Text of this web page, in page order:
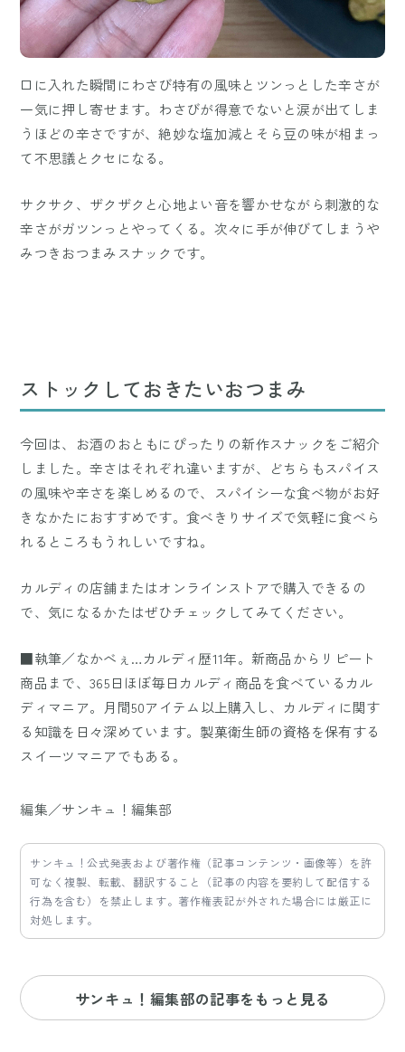
口に入れた瞬間にわさび特有の風味とツンっとした辛さが
一気に押し寄せます。わさびが得意でないと涙が出てしま
うほどの辛さですが、絶妙な塩加減とそら豆の味が相まっ
て不思議とクセになる。
サクサク、ザクザクと心地よい音を響かせながら刺激的な
辛さがガツンっとやってくる。次々に手が伸びてしまうや
みつきおつまみスナックです。
ストックしておきたいおつまみ
今回は、お酒のおともにぴったりの新作スナックをご紹介
しました。辛さはそれぞれ違いますが、どちらもスパイス
の風味や辛さを楽しめるので、スパイシーな食べ物がお好
きなかたにおすすめです。食べきりサイズで気軽に食べら
れるところもうれしいですね。
カルディの店舗またはオンラインストアで購入できるの
で、気になるかたはぜひチェックしてみてください。
■執筆／なかべぇ…カルディ歴11年。新商品からリピート
商品まで、365日ほぼ毎日カルディ商品を食べているカル
ディマニア。月間50アイテム以上購入し、カルディに関す
る知識を日々深めています。製菓衛生師の資格を保有する
スイーツマニアでもある。
編集／サンキュ！編集部
サンキュ！公式発表および著作権（記事コンテンツ・画像等）を許
可なく複製、転載、翻訳すること（記事の内容を要約して配信する
行為を含む）を禁止します。著作権表記が外された場合には厳正に
対処します。
サンキュ！編集部の記事をもっと見る